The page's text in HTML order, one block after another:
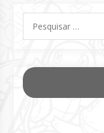
por: